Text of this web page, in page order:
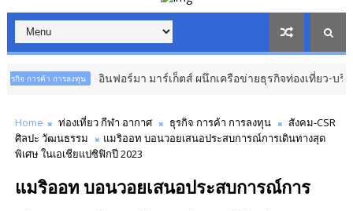
การลงทุน อินฟอร์มา มาร์เก็ตส์ ผนึกเครือข่ายธุรกิจท่องเที่ยว-บริการ จัด
Home ท่องเที่ยว กีฬา อากาศ ธุรกิจ การค้า การลงทุน
สังคม-CSR
ศิลปะ วัฒนธรรม
แมริออท บอนวอยเสนอประสบการณ์การเดินทางสุด
พิเศษ ในเอเชียแปซิฟิกปี 2023
แมริออท บอนวอยเสนอประสบการณ์การ